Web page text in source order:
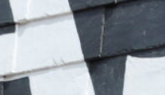
Inhaltlich möchte der
Verbesserung der
die finanzielle Entlastung